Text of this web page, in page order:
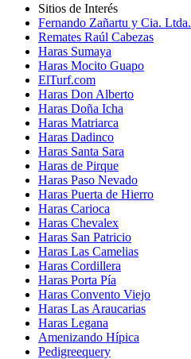
Sitios de Interés
Fernando Zañartu y Cia. Ltda.
Remates Raúl Cabezas
Haras Sumaya
Haras Mocito Guapo
ElTurf.com
Haras Don Alberto
Haras Doña Icha
Haras Matriarca
Haras Dadinco
Haras Santa Sara
Haras de Pirque
Haras Paso Nevado
Haras Puerta de Hierro
Haras Carioca
Haras Chevalex
Haras San Patricio
Haras Las Camelias
Haras Cordillera
Haras Porta Pía
Haras Convento Viejo
Haras Las Araucarias
Haras Legana
Amenizando Hípica
Pedigreequery